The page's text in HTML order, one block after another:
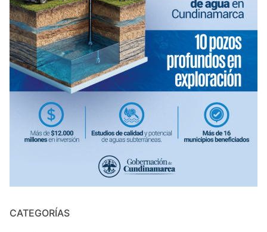
CATEGORÍAS